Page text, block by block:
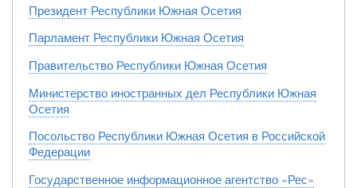
Президент Республики Южная Осетия
Парламент Республики Южная Осетия
Правительство Республики Южная Осетия
Министерство иностранных дел Республики Южная
Осетия
Посольство Республики Южная Осетия в Российской
Федерации
Государственное информационное агентство «Рес»